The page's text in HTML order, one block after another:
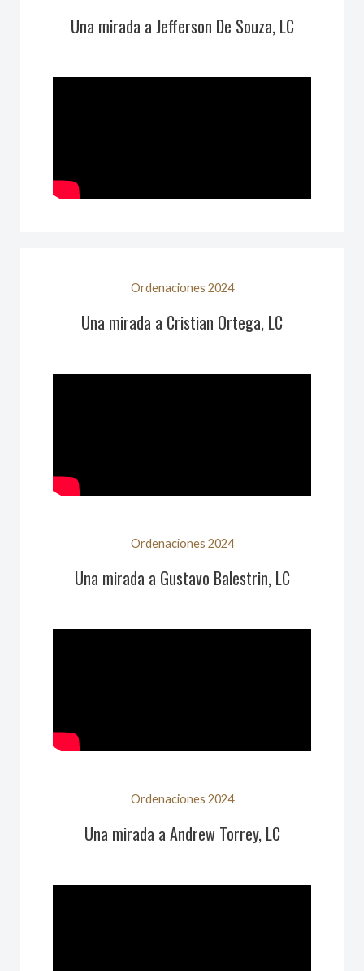
Una mirada a Jefferson De Souza, LC
Ordenaciones 2024
Una mirada a Cristian Ortega, LC
Ordenaciones 2024
Una mirada a Gustavo Balestrin, LC
Ordenaciones 2024
Una mirada a Andrew Torrey, LC